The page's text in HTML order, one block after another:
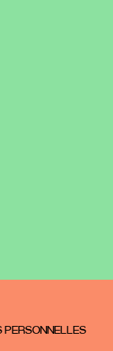
PERSONNELLES